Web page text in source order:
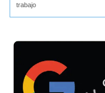
trabajo